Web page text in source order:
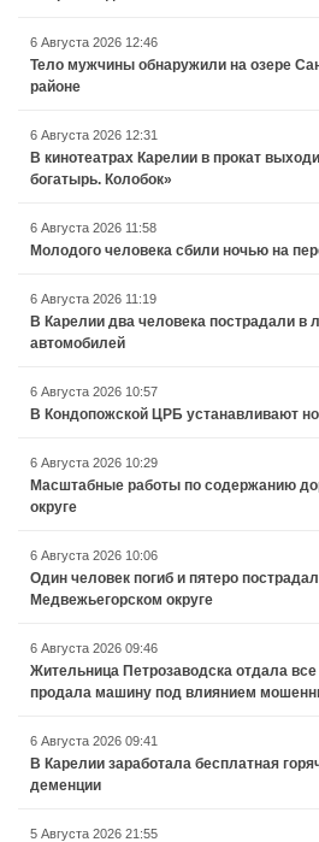
6 Августа 2026 12:46
Тело мужчины обнаружили на озере
районе
6 Августа 2026 12:31
В кинотеатрах Карелии в прокат
богатырь. Колобок»
6 Августа 2026 11:58
Молодого человека сбили ночью на
6 Августа 2026 11:19
В Карелии два человека пострадали в
автомобилей
6 Августа 2026 10:57
В Кондопожской ЦРБ устанавливают
6 Августа 2026 10:29
Масштабные работы по содержанию
округе
6 Августа 2026 10:06
Один человек погиб и пятеро
Медвежьегорском округе
6 Августа 2026 09:46
Жительница Петрозаводска отдала
продала машину под влиянием
6 Августа 2026 09:41
В Карелии заработала бесплатная
деменции
5 Августа 2026 21:55